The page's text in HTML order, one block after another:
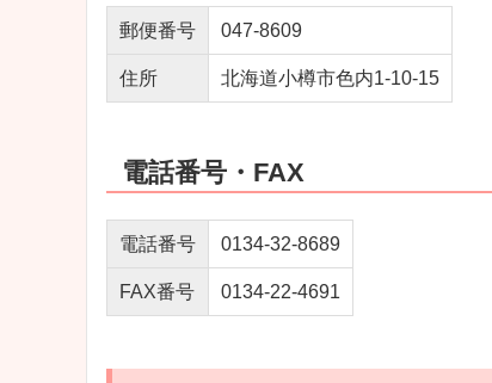
郵便番号 047‐8609
住所 北海道小樽市色内1‐10‐15
電話番号・FAX
電話番号 0134-32-8689
FAX番号 0134-22-4691